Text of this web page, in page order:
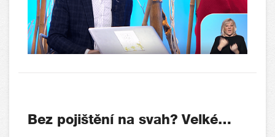
Bez pojištění na svah? Velké…